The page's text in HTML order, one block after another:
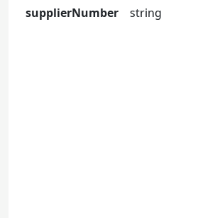
supplierNumber
string